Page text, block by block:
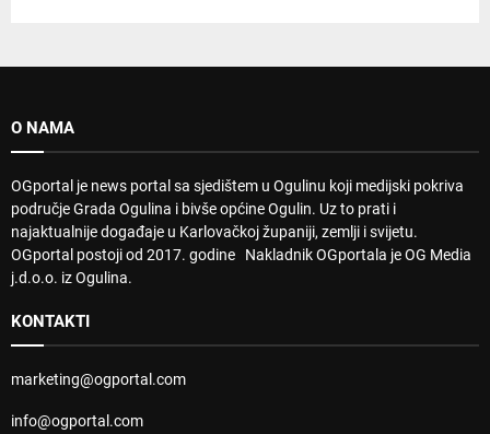
O NAMA
OGportal je news portal sa sjedištem u Ogulinu koji medijski pokriva
područje Grada Ogulina i bivše općine Ogulin. Uz to prati i
najaktualnije događaje u Karlovačkoj županiji, zemlji i svijetu.
OGportal postoji od 2017. godine Nakladnik OGportala je OG Media
j.d.o.o. iz Ogulina.
KONTAKTI
marketing@ogportal.com
info@ogportal.com